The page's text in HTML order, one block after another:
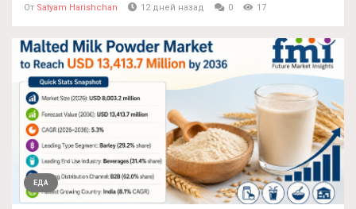
От Satyam Harishchan 12 дней назад 0 17
ЕДА